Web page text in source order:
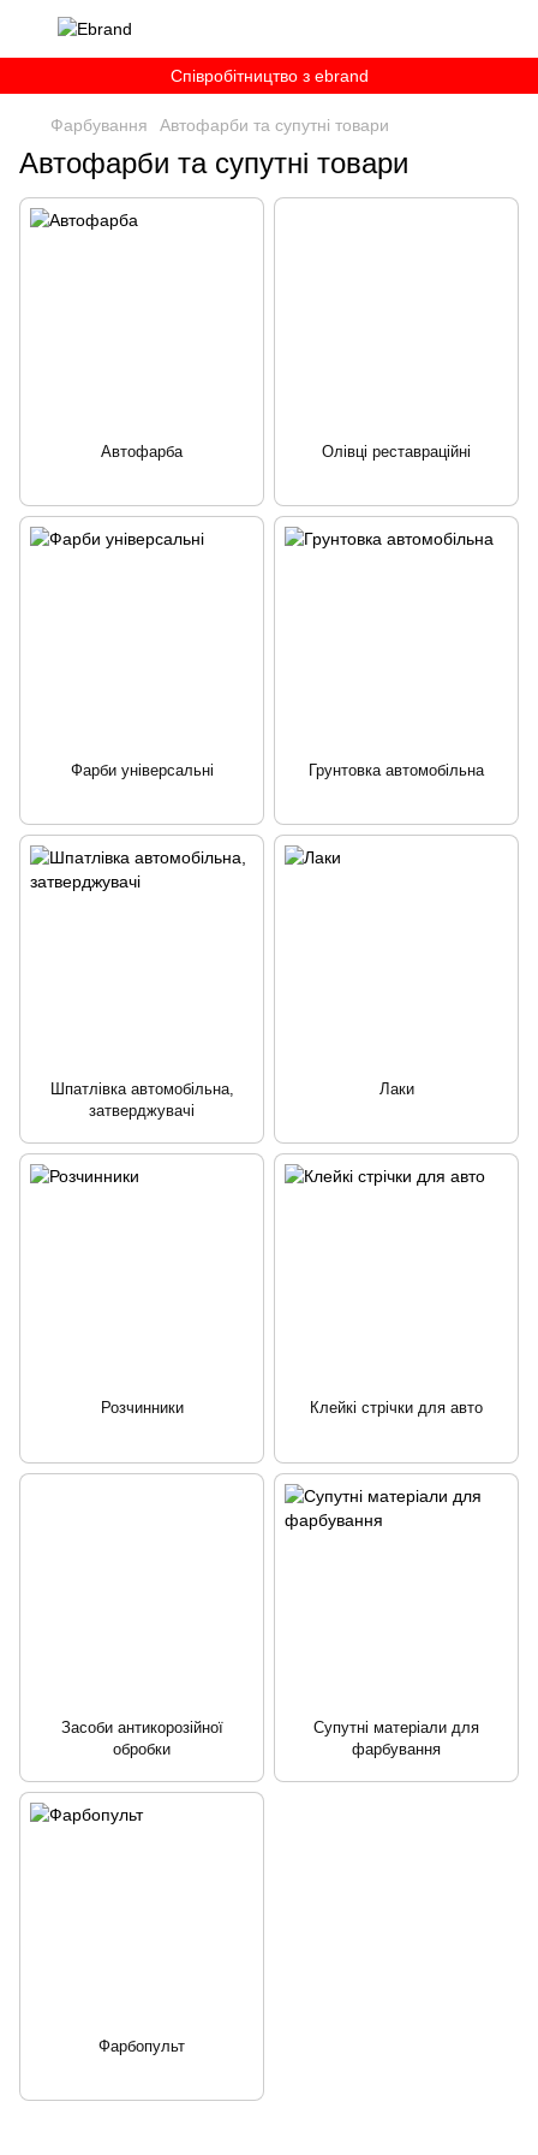
Співробітництво з ebrand
Фарбування Автофарби та супутні товари
Автофарби та супутні товари
Автофарба Олівці реставраційні
Фарби універсальні Грунтовка автомобільна
Шпатлівка автомобільна,
затверджувачі
Лаки
Розчинники Клейкі стрічки для авто
Засоби антикорозійної
обробки
Супутні матеріали для
фарбування
Фарбопульт